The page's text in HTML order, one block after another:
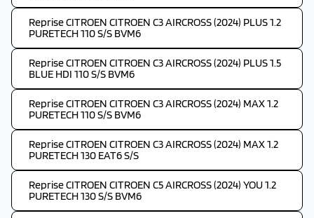
Reprise CITROEN CITROEN C3 AIRCROSS (2024) PLUS 1.2
PURETECH 110 S/S BVM6
Reprise CITROEN CITROEN C3 AIRCROSS (2024) PLUS 1.5
BLUE HDI 110 S/S BVM6
Reprise CITROEN CITROEN C3 AIRCROSS (2024) MAX 1.2
PURETECH 110 S/S BVM6
Reprise CITROEN CITROEN C3 AIRCROSS (2024) MAX 1.2
PURETECH 130 EAT6 S/S
Reprise CITROEN CITROEN C5 AIRCROSS (2024) YOU 1.2
PURETECH 130 S/S BVM6